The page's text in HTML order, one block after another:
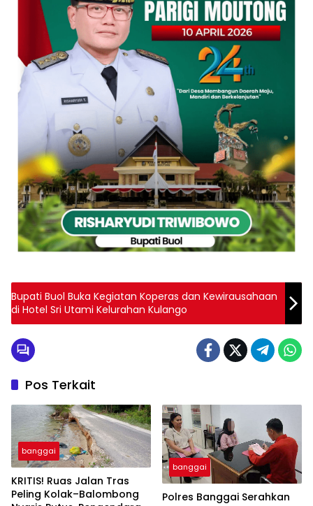
Bupati Buol Buka Kegiatan Koperas dan Kewirausahaan
di Hotel Sri Utami Kelurahan Kulango
Pos Terkait
banggai
KRITIS! Ruas Jalan Tras
Peling Kolak–Balombong
banggai
Polres Banggai Serahkan